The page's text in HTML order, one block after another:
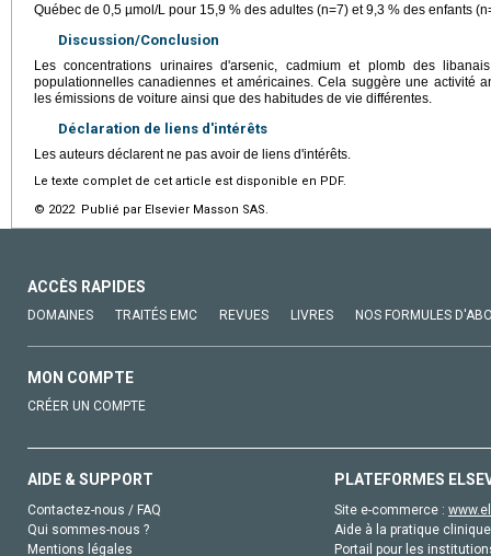
Québec de 0,5 µmol/L pour 15,9 % des adultes (n=7) et 9,3 % des enfants
Discussion/Conclusion
Les concentrations urinaires d'arsenic, cadmium et plomb des
populationnelles canadiennes et américaines. Cela suggère une activité
les émissions de voiture ainsi que des habitudes de vie différentes.
Déclaration de liens d'intérêts
Les auteurs déclarent ne pas avoir de liens d'intérêts.
Le texte complet de cet article est disponible en PDF.
© 2022 Publié par Elsevier Masson SAS.
ACCÈS RAPIDES
DOMAINES TRAITÉS EMC REVUES LIVRES NOS FORMULES
MON COMPTE
CRÉER UN COMPTE
AIDE & SUPPORT
Contactez-nous / FAQ
Qui sommes-nous ?
Mentions légales
PLATEFORMES
Site e-commerce :
Aide à la pratique
Portail pour les